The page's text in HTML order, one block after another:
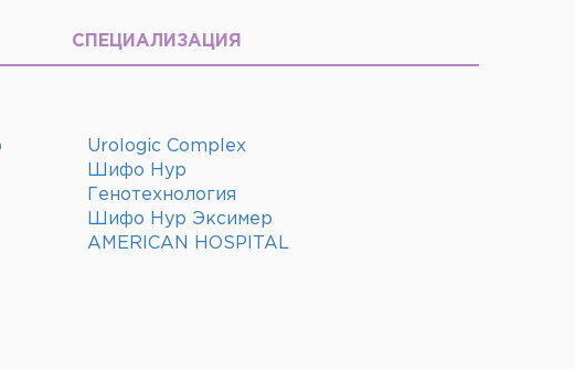
СПЕЦИАЛИЗАЦИЯ
Urologic Complex
Шифо Нур
Генотехнология
Шифо Нур Эксимер
AMERICAN HOSPITAL